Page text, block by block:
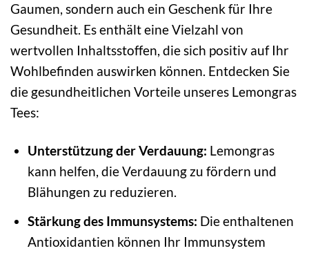
Gaumen, sondern auch ein Geschenk für Ihre
Gesundheit. Es enthält eine Vielzahl von
wertvollen Inhaltsstoffen, die sich positiv auf Ihr
Wohlbefinden auswirken können. Entdecken Sie
die gesundheitlichen Vorteile unseres Lemongras
Tees:
Unterstützung der Verdauung: Lemongras
kann helfen, die Verdauung zu fördern und
Blähungen zu reduzieren.
Stärkung des Immunsystems: Die enthaltenen
Antioxidantien können Ihr Immunsystem